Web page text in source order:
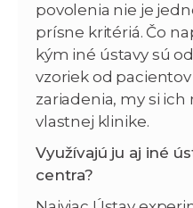
povolenia nie je
prísne kritériá. Čo
kým iné ústavy sú
vzoriek od
zariadenia, my si
vlastnej klinike.
Využívajú ju aj iné
centra?